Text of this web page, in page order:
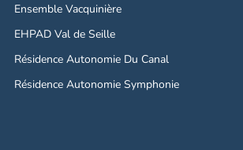
Ensemble Vacquinière
EHPAD Val de Seille
Résidence Autonomie Du Canal
Résidence Autonomie Symphonie